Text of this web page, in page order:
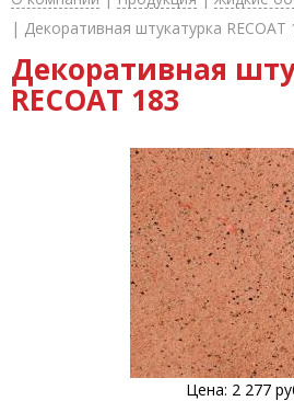
| Декоративная штукатурка RECOAT
Декоративная
RECOAT 183
Цена: 2 277